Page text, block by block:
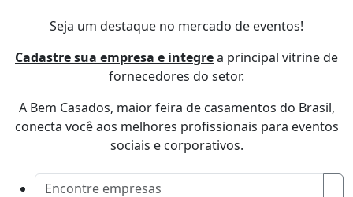
Seja um destaque no mercado de eventos!
Cadastre sua empresa e integrea principal vitrine de
fornecedores do setor.
A Bem Casados, maior feira de casamentos do Brasil,
conecta você aos melhores profissionais para eventos
sociais e corporativos.